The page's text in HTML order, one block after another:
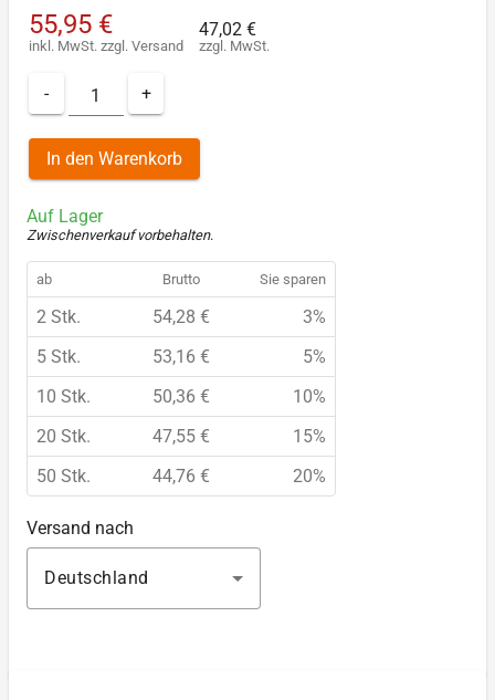
55,95 €
inkl. MwSt. zzgl. Versand
47,02 €
zzgl. MwSt.
- +
In den Warenkorb
Auf Lager
Zwischenverkauf vorbehalten.
ab Brutto Sie sparen
2 Stk. 54,28 €
3%
5 Stk.
53,16 €
5%
10 Stk.
50,36 €
10%
20 Stk.
47,55 €
15%
50 Stk.
44,76 € 20%
Versand nach
Deutschland